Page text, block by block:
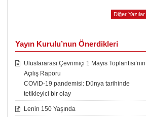
Diğer Yazılar
Yayın Kurulu’nun Önerdikleri
Uluslararası Çevrimiçi 1 Mayıs Toplantısı’nın
Açılış Raporu
COVID-19 pandemisi: Dünya tarihinde
tetikleyici bir olay
Lenin 150 Yaşında